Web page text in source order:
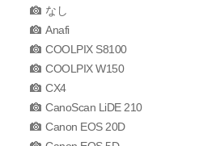
なし
Anafi
COOLPIX S8100
COOLPIX W150
CX4
CanoScan LiDE 210
Canon EOS 20D